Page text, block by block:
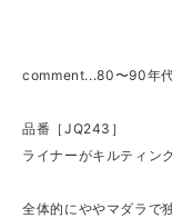
comment...80〜90年代
品番［JQ243］
ライナーがキルティン
全体的にややマダラで